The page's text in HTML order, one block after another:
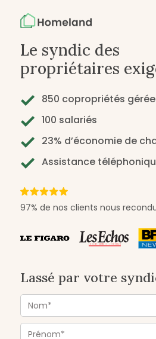
Le syndic des
propriétaires
850 copropriétés
100 salariés
23% d’économie de
Assistance
97% de nos clients nous
Lassé par votre